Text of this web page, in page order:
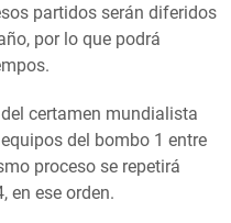
partidos serán diferidos
por lo que podrá
certamen mundialista
del bombo 1 entre
proceso se repetirá
en ese orden.